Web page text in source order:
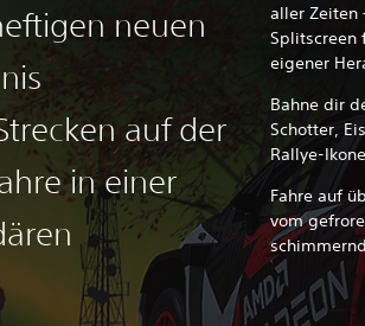
neuen
auf der
in einer
aller Zeiten
Splitscreen
eigener
Bahne dir
Schotter,
Rallye-
Fahre auf
vom